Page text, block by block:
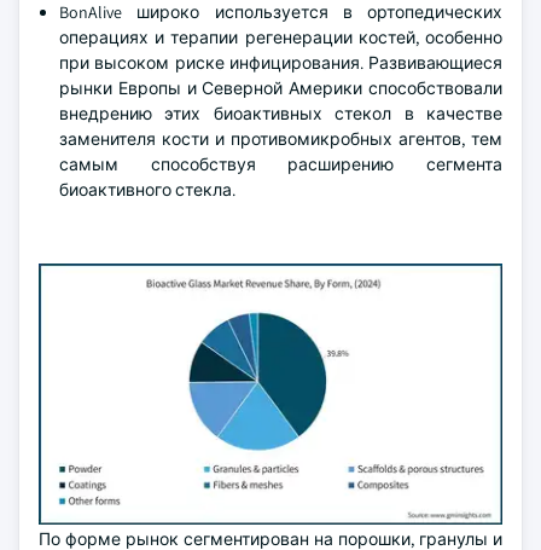
BonAlive широко используется в ортопедических
операциях и терапии регенерации костей, особенно
при высоком риске инфицирования. Развивающиеся
рынки Европы и Северной Америки способствовали
внедрению этих биоактивных стекол в качестве
заменителя кости и противомикробных агентов, тем
самым способствуя расширению сегмента
биоактивного стекла.
По форме рынок сегментирован на порошки, гранулы и